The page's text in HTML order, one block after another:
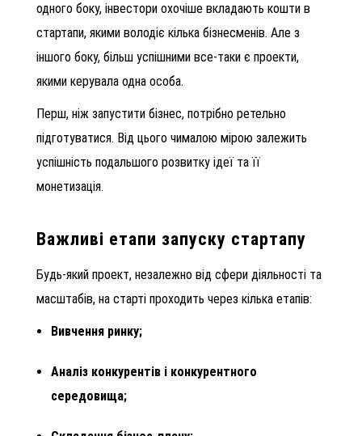
одного боку, інвестори охочіше вкладають кошти в
стартапи, якими володіє кілька бізнесменів. Але з
іншого боку, більш успішними все-таки є проекти,
якими керувала одна особа.
Перш, ніж запустити бізнес, потрібно ретельно
підготуватися. Від цього чималою мірою залежить
успішність подальшого розвитку ідеї та її
монетизація.
Важливі етапи запуску стартапу
Будь-який проект, незалежно від сфери діяльності та
масштабів, на старті проходить через кілька етапів:
Вивчення ринку;
Аналіз конкурентів і конкурентного
середовища;